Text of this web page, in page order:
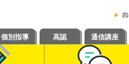
個別指導 高認 通信講座